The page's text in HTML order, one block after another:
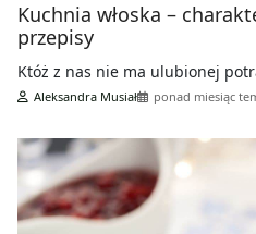
Kuchnia włoska –
przepisy
Któż z nas nie ma ulubionej
Aleksandra Musiał ponad miesiąc